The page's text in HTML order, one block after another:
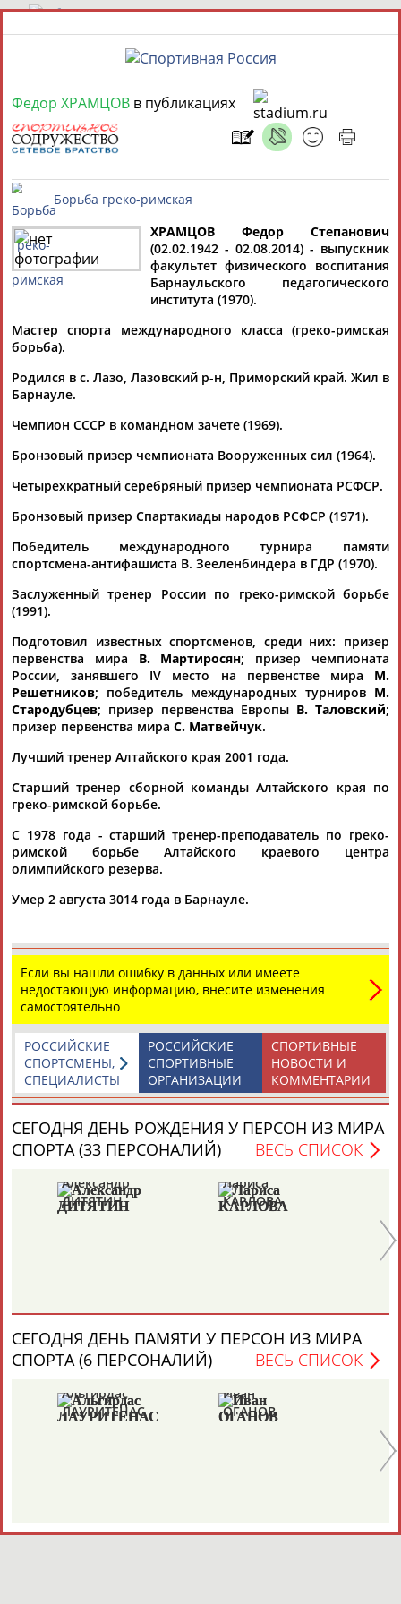
7 августа 2026 года,
СПОРТСМЕНЫ, ТРЕНЕРЫ И СПЕЦИАЛИСТЫ
Найдено: 13181персон
Мария
АБАКУМОВА
АБАРЕНОВ
АБАСОВА
АБАЧАРАЕВ
АБАШИДЗЕ
Флюра
АББАТЕ-
БУЛАТОВА
Татьяна
Акжана
Артур
АБДРАХМАНОВ
Аделя
Андрей
Герман
АБДУЛАЕВ
АБДУЛАЕВ
АБДУЛАЗИЗОВАБДУЛБЕКОВ
Камалудин
АБДУЛДАУДОВ
Абдула
АБДУЛЖАЛИЛОВ
Магомед
АБДУЛКАГИРОВ
Назир
АБДУЛЛАЕВ
24 персон из 13181
ЕЩЁ ПЕРСОНЫ
ТАБЛО АКТИВНОСТИ
© Стадион, 1998-2026
Разработка и поддержка ООО НАИТ «Стадион»
Адресов в новостной рассылке: 996
Подпишись
Федор ХРАМЦОВ в публикациях
Борьба греко-римская
ХРАМЦОВ Федор Степанович
(02.02.1942 - 02.08.2014) - выпускник
факультет физического воспитания
Барнаульского педагогического
института (1970).
Мастер спорта международного класса (греко-римская
борьба).
Родился в с. Лазо, Лазовский р-н, Приморский край. Жил в
Барнауле.
Чемпион СССР в командном зачете (1969).
Бронзовый призер чемпионата Вооруженных сил (1964).
Четырехкратный серебряный призер чемпионата РСФСР.
Бронзовый призер Спартакиады народов РСФСР (1971).
Победитель международного турнира памяти
спортсмена-антифашиста В. Зееленбиндера в ГДР (1970).
Заслуженный тренер России по греко-римской борьбе
(1991).
Подготовил известных спортсменов, среди них: призер
первенства мира В. Мартиросян; призер чемпионата
России, занявшего IV место на первенстве мира М.
Решетников; победитель международных турниров М.
Стародубцев; призер первенства Европы В. Таловский;
призер первенства мира С. Матвейчук.
Лучший тренер Алтайского края 2001 года.
Старший тренер сборной команды Алтайского края по
греко-римской борьбе.
С 1978 года - старший тренер-преподаватель по греко-
римской борьбе Алтайского краевого центра
олимпийского резерва.
Умер 2 августа 3014 года в Барнауле.
Если вы нашли ошибку в данных или имеете
недостающую информацию, внесите изменения
самостоятельно
СПОРТИВНЫЕ
НОВОСТИ И
КОММЕНТАРИИ
РОССИЙСКИЕ
СПОРТИВНЫЕ
ОРГАНИЗАЦИИ
РОССИЙСКИЕ
СПОРТСМЕНЫ,
СПЕЦИАЛИСТЫ
СЕГОДНЯ ДЕНЬ РОЖДЕНИЯ У ПЕРСОН ИЗ МИРА
СПОРТА (33 ПЕРСОНАЛИЙ)
ВЕСЬ СПИСОК
Александр
ДИТЯТИН
Лариса
КАРЛОВА
СЕГОДНЯ ДЕНЬ ПАМЯТИ У ПЕРСОН ИЗ МИРА
СПОРТА (6 ПЕРСОНАЛИЙ)
ВЕСЬ СПИСОК
Альгирдас
ЛАУРИТЕНАС
Иван
ОГАНОВ